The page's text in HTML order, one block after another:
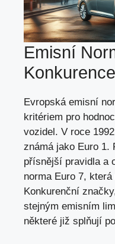
Emisní
Konkurence
Evropská emisní
kritériem pro
vozidel. V roce
známá jako Euro 1.
přísnější pravidla a
norma Euro 7,
Konkurenční
stejným emisním
některé již splňují